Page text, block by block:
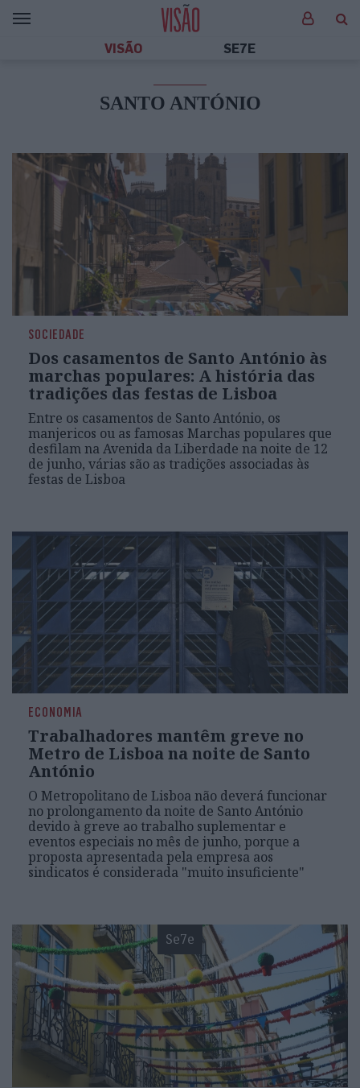
VISÃO SE7E
SANTO ANTÓNIO
SOCIEDADE
Dos casamentos de Santo António às
marchas populares: A história das
tradições das festas de Lisboa
Entre os casamentos de Santo António, os
manjericos ou as famosas Marchas populares que
desfilam na Avenida da Liberdade na noite de 12
de junho, várias são as tradições associadas às
festas de Lisboa
ECONOMIA
Trabalhadores mantêm greve no
Metro de Lisboa na noite de Santo
António
O Metropolitano de Lisboa não deverá funcionar
no prolongamento da noite de Santo António
devido à greve ao trabalho suplementar e
eventos especiais no mês de junho, porque a
proposta apresentada pela empresa aos
sindicatos é considerada "muito insuficiente"
Se7e